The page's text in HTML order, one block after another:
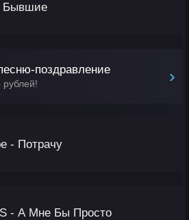
Бывшие
поздравление
рублей! ›
- Потрачу
- А Мне Бы Просто